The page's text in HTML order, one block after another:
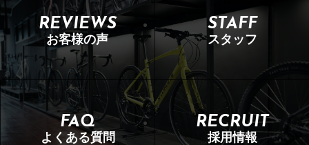
REVIEWS
お客様の声
STAFF
スタッフ
FAQ
よくある質問
RECRUIT
採用情報